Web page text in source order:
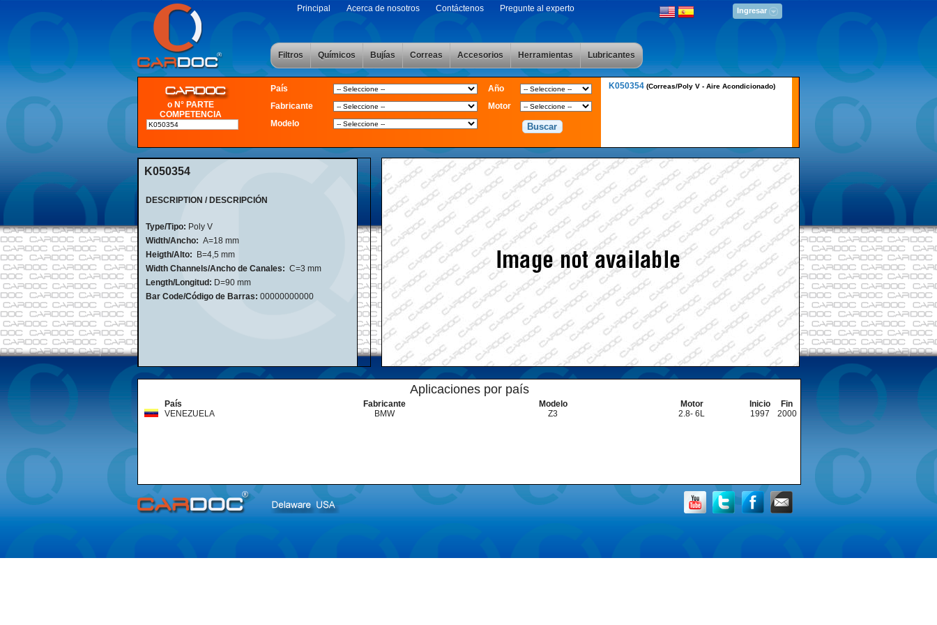
Principal Acerca de nosotros Contáctenos Pregunte al experto Ingresar
Filtros Químicos Bujías Correas Accesorios Herramientas Lubricantes
o N° PARTE
COMPETENCIA
País
Fabricante
Modelo
Año
Motor
K050354 (Correas/Poly V - Aire Acondicionado)
K050354
DESCRIPTION / DESCRIPCIÓN
Type/Tipo: Poly V
Width/Ancho: A=18 mm
Heigth/Alto:
B=4,5 mm
Width Channels/Ancho de Canales: C=3 mm
Length/Longitud: D=90 mm
Bar Code/Código de Barras: 00000000000
Aplicaciones por país
País Fabricante Modelo Motor Inicio
Fin
VENEZUELA
BMW Z3 2.8- 6L 1997 2000